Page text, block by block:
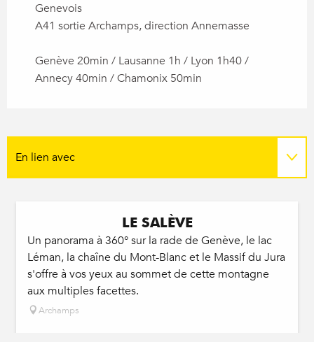
Genevois
A41 sortie Archamps, direction Annemasse
Genève 20min / Lausanne 1h / Lyon 1h40 /
Annecy 40min / Chamonix 50min
En lien avec
Sur place
LE SALÈVE
Un panorama à 360° sur la rade de Genève, le lac
Léman, la chaîne du Mont-Blanc et le Massif du Jura
s'offre à vos yeux au sommet de cette montagne
aux multiples facettes.
Archamps